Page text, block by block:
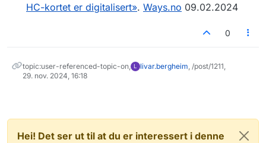
HC-kortet er digitalisert». Ways.no 09.02.2024
0
topic:user-referenced-topic-on, L livar.bergheim, /post/1211,
29. nov. 2024, 16:18
Hei! Det ser ut til at du er interessert i denne